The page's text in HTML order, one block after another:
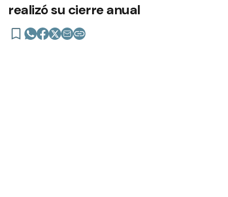
ACTO EN EL MUSEO
El club de lectura Nuestras voces